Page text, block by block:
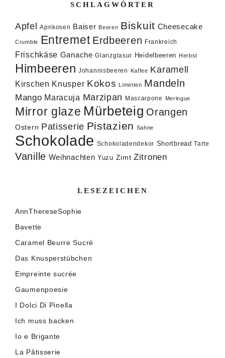
SCHLAGWÖRTER
Apfel Aprikosen Baiser Beeren Biskuit Cheesecake
Crumble Entremet Erdbeeren Frankreich
Frischkäse Ganache Glanzglasur Heidelbeeren Herbst
Himbeeren Johannisbeeren Kaffee Karamell
Kirschen Knusper Kokos Limetten Mandeln
Mango Maracuja Marzipan Mascarpone Meringue
Mirror glaze Mürbeteig Orangen
Ostern Patisserie Pistazien Sahne
Schokolade Schokoladendekor Shortbread Tarte
Vanille Weihnachten Yuzu Zimt Zitronen
LESEZEICHEN
AnnThereseSophie
Bavette
Caramel Beurre Sucré
Das Knusperstübchen
Empreinte sucrée
Gaumenpoesie
I Dolci Di Pinella
Ich muss backen
Io e Brigante
La Pâtisserie